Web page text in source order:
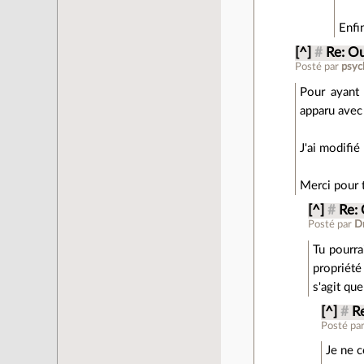
[^] # Re:
Posté par
Pour
apparu
J'ai modifié
Merci pour
[^] # Re:
Posté par
Tu
s'agit
[^] #
Posté
Je ne